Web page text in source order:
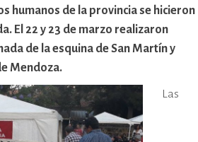
sede del
humanos de la provincia se hicieron
El 22 y 23 de marzo realizaron
de la esquina de San Martín y
Mendoza.
Las